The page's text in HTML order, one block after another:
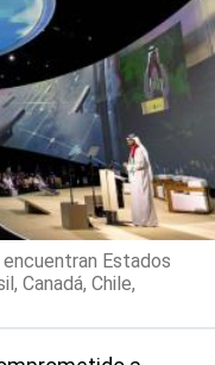
Estados
Canadá, Chile,